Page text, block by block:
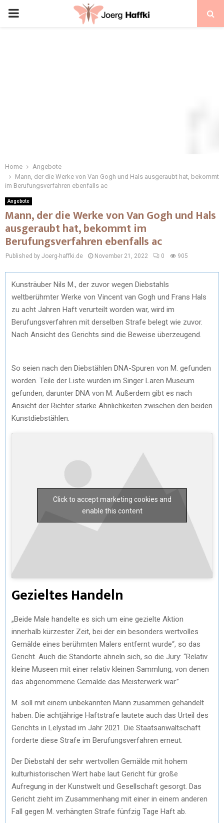
Home
Angebote
Mann, der die Werke von Van Gogh und Hals ausgeraubt hat, bekommt
im Berufungsverfahren ebenfalls ac
Angebote
Mann, der die Werke von Van Gogh und Hals
ausgeraubt hat, bekommt im
Berufungsverfahren ebenfalls ac
Published by Joerg-haffki.de November 21, 2022 0 905
Kunsträuber Nils M., der zuvor wegen Diebstahls
weltberühmter Werke von Vincent van Gogh und Frans Hals
zu acht Jahren Haft verurteilt worden war, wird im
Berufungsverfahren mit derselben Strafe belegt wie zuvor.
Nach Ansicht des Gerichts sind die Beweise überzeugend.
So seien nach den Diebstählen DNA-Spuren von M. gefunden
worden. Teile der Liste wurden im Singer Laren Museum
gefunden, darunter DNA von M. Außerdem gibt es nach
Ansicht der Richter starke Ähnlichkeiten zwischen den beiden
Kunstdiebstählen.
Click to accept marketing cookies and
enable this content
Gezieltes Handeln
„Beide Male handelte es sich um eine gezielte Aktion
innerhalb kürzester Zeit, bei der ein besonders wertvolles
Gemälde eines berühmten Malers entfernt wurde“, so das
Gericht. Auch die Standorte ähneln sich, so die Jury: “Relativ
kleine Museen mit einer relativ kleinen Sammlung, von denen
das abgenommene Gemälde das Meisterwerk war.”
M. soll mit einem unbekannten Mann zusammen gehandelt
haben. Die achtjährige Haftstrafe lautete auch das Urteil des
Gerichts in Lelystad im Jahr 2021. Die Staatsanwaltschaft
forderte diese Strafe im Berufungsverfahren erneut.
Der Diebstahl der sehr wertvollen Gemälde mit hohem
kulturhistorischen Wert habe laut Gericht für große
Aufregung in der Kunstwelt und Gesellschaft gesorgt. Das
Gericht zieht im Zusammenhang mit einer in einem anderen
Fall gegen M. verhängten Strafe fünfzig Tage Haft ab.